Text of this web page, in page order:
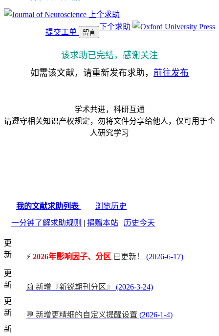
上个求助
下个求助
提交工单 留言
该求助已完结，感谢关注
如需该文献，请重新发布求助， 前往发布
学术共进，科研互通
请遵守相关知识产权规定，勿将文件分享给他人，仅可用于个
人研究学习
我的文献求助列表
浏览历史
一分钟了解求助规则 | 捐赠本站 | 历史今天
更
新
⚡ 2026年影响因子、分区 已更新！
(2026-6-17)
更
新
📰 新增『新锐期刊分区』
(2026-3-24)
更
新
💬 新增更精细的自定义提醒设置 (2026-1-4)
新